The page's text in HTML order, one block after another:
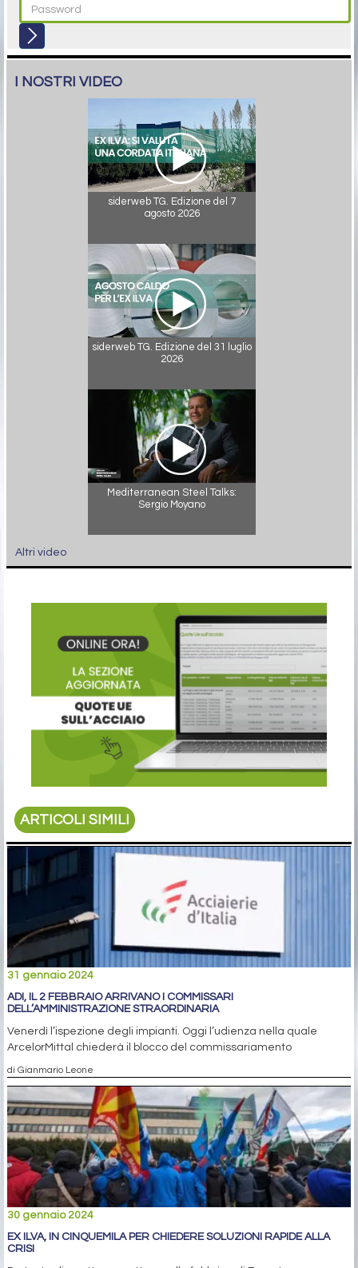
I NOSTRI VIDEO
siderweb TG. Edizione del 7
agosto 2026
siderweb TG. Edizione del 31 luglio
2026
Mediterranean Steel Talks:
Sergio Moyano
Altri video
ARTICOLI SIMILI
31 gennaio 2024
ADI, IL 2 FEBBRAIO ARRIVANO I COMMISSARI
DELL’AMMINISTRAZIONE STRAORDINARIA
Venerdì l’ispezione degli impianti. Oggi l’udienza nella quale
ArcelorMittal chiederà il blocco del commissariamento
di Gianmario Leone
30 gennaio 2024
EX ILVA, IN CINQUEMILA PER CHIEDERE SOLUZIONI RAPIDE ALLA
CRISI